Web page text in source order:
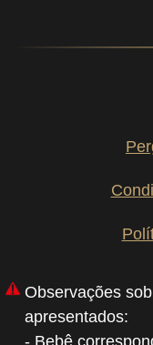
Observações
apresentados:
- Bebê